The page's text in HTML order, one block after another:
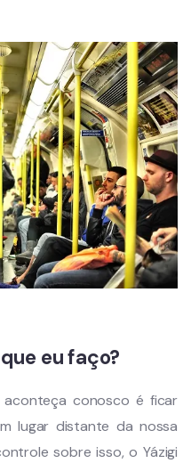
eu faço?
conosco é ficar
lugar distante da nossa
sobre isso, o Yázigi